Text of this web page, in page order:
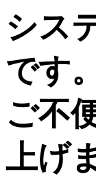
シス
です。
ご不
上げ